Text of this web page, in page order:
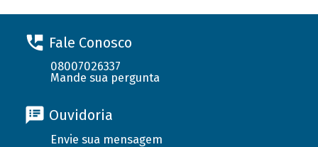
Fale Conosco
08007026337
Mande sua pergunta
Ouvidoria
Envie sua mensagem